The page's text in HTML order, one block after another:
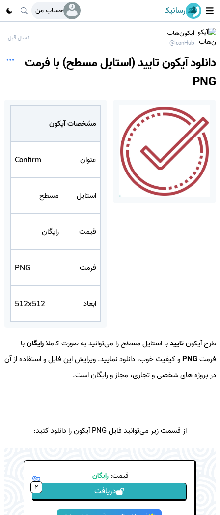
رسانیکا حساب من
آیکون‌هاب
@IconHub
1 سال قبل
دانلود آیکون تایید (استایل مسطح) با فرمت
PNG
مشخصات آیکون
عنوان Confirm
استایل مسطح
قیمت رایگان
فرمت PNG
ابعاد 512x512
طرح آیکونتاییدبا استایلمسطحرا می‌توانید به صورت کاملا رایگانبا
فرمتPNG و کیفیت خوب، دانلود نمایید. ویرایش این فایل و استفاده از آن
در پروژه های شخصی و تجاری، مجاز و رایگان است.
از قسمت زیر می‌توانید فایل PNG آیکون را دانلود کنید:
قیمت: رایگان
دریافت 2